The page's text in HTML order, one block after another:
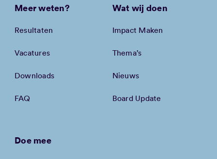
Meer weten?
Resultaten
Vacatures
Downloads
FAQ
Wat wij doen
Impact Maken
Thema’s
Nieuws
Board Update
Doe mee